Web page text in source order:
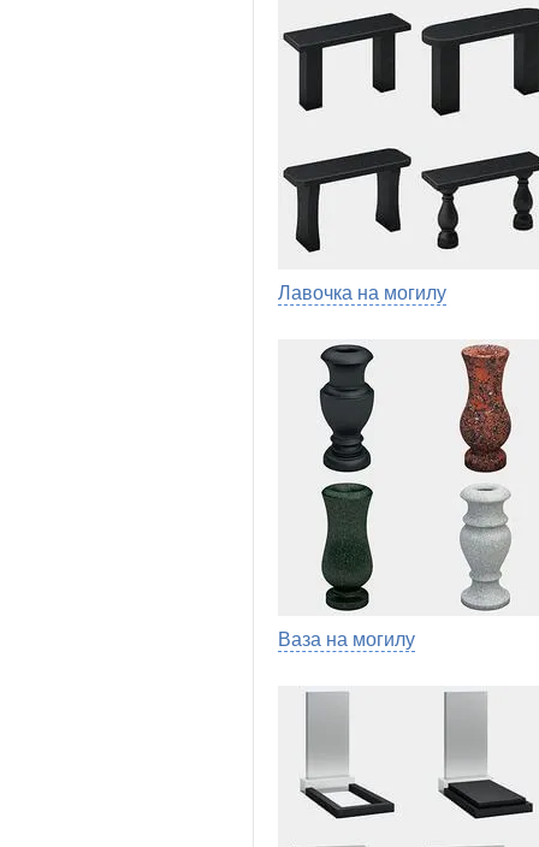
Лавочка на могилу
Ваза на могилу